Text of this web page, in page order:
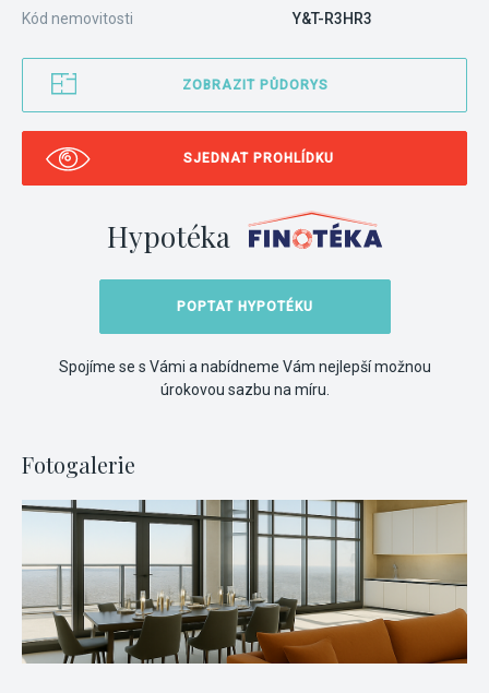
Kód nemovitosti Y&T-R3HR3
ZOBRAZIT PŮDORYS
SJEDNAT PROHLÍDKU
Hypotéka
POPTAT HYPOTÉKU
Spojíme se s Vámi a nabídneme Vám nejlepší možnou
úrokovou sazbu na míru.
Fotogalerie